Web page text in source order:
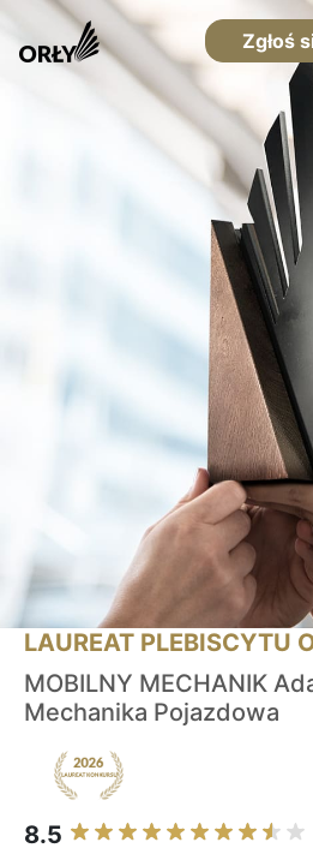
Zgłoś
LAUREAT PLEBISCYTU
MOBILNY MECHANIK
Mechanika Pojazdowa
8.5